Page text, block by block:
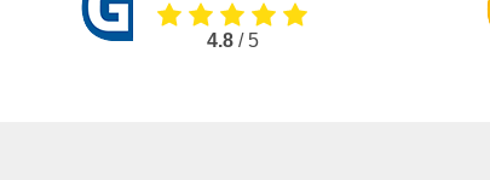
4.8/ 5